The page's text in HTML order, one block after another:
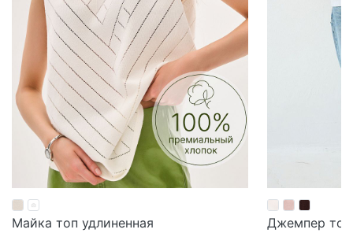
Майка топ удлиненная
Джемпер